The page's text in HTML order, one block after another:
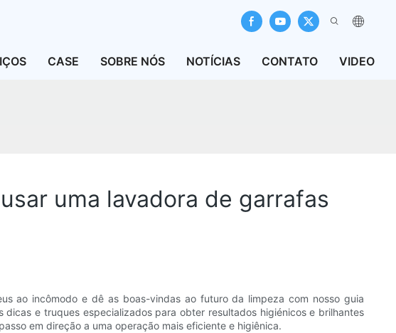
CASE SOBRE NÓS NOTÍCIAS CONTATO VIDEO
uma lavadora de garrafas
ao incômodo e dê as boas-vindas ao futuro da limpeza com nosso guia
e truques especializados para obter resultados higiénicos e brilhantes
em direção a uma operação mais eficiente e higiênica.